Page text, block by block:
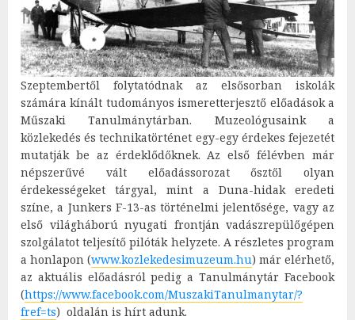
Szeptembertől folytatódnak az elsősorban iskolák
számára kínált tudományos ismeretterjesztő előadások a
Műszaki Tanulmánytárban. Muzeológusaink a
közlekedés és technikatörténet egy-egy érdekes fejezetét
mutatják be az érdeklődőknek. Az első félévben már
népszerűvé vált előadássorozat ősztől olyan
érdekességeket tárgyal, mint a Duna-hidak eredeti
színe, a Junkers F-13-as történelmi jelentősége, vagy az
első világháború nyugati frontján vadászrepülőgépen
szolgálatot teljesítő pilóták helyzete. A részletes program
a honlapon (www.kozlekedesimuzeum.hu) már elérhető,
az aktuális előadásról pedig a Tanulmánytár Facebook
(https://www.facebook.com/MuszakiTanulmanytar/?
fref=ts) oldalán is hírt adunk.